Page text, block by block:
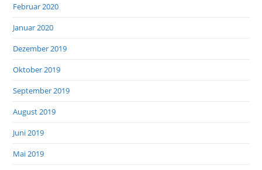
Februar 2020
Januar 2020
Dezember 2019
Oktober 2019
September 2019
August 2019
Juni 2019
Mai 2019